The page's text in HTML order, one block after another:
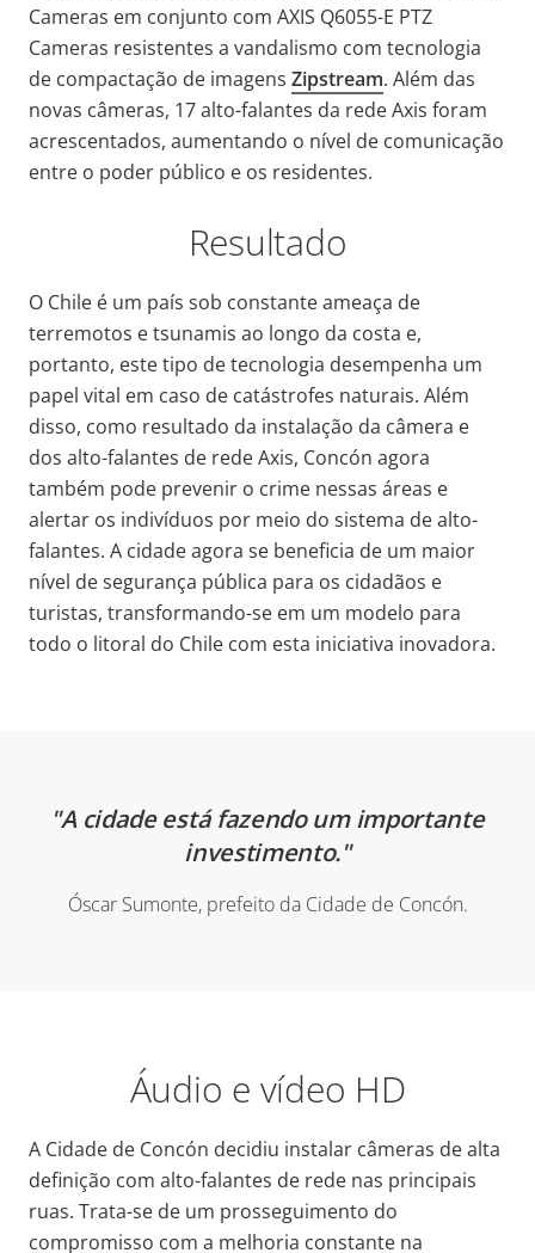
Cameras em conjunto com AXIS Q6055-E PTZ
Cameras resistentes a vandalismo com tecnologia
de compactação de imagens Zipstream. Além das
novas câmeras, 17 alto-falantes da rede Axis foram
acrescentados, aumentando o nível de comunicação
entre o poder público e os residentes.
Resultado
O Chile é um país sob constante ameaça de
terremotos e tsunamis ao longo da costa e,
portanto, este tipo de tecnologia desempenha um
papel vital em caso de catástrofes naturais. Além
disso, como resultado da instalação da câmera e
dos alto-falantes de rede Axis, Concón agora
também pode prevenir o crime nessas áreas e
alertar os indivíduos por meio do sistema de alto-
falantes. A cidade agora se beneficia de um maior
nível de segurança pública para os cidadãos e
turistas, transformando-se em um modelo para
todo o litoral do Chile com esta iniciativa inovadora.
A cidade está fazendo um importante
investimento.
Óscar Sumonte, prefeito da Cidade de Concón.
Áudio e vídeo HD
A Cidade de Concón decidiu instalar câmeras de alta
definição com alto-falantes de rede nas principais
ruas. Trata-se de um prosseguimento do
compromisso com a melhoria constante na